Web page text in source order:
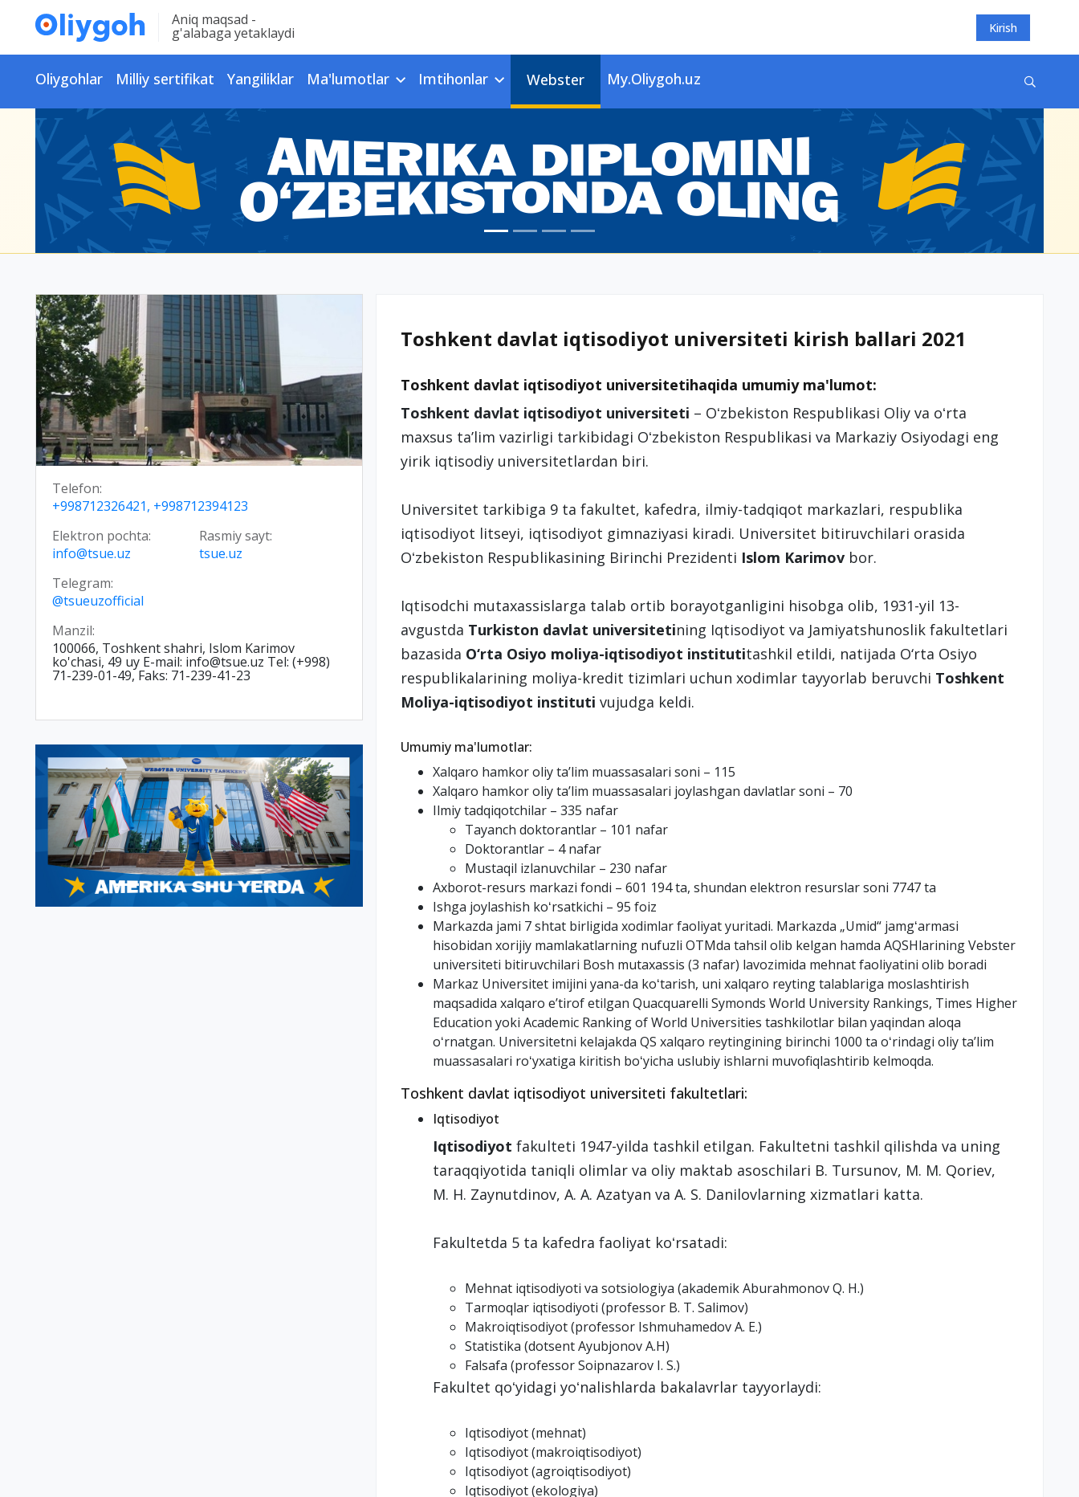
Aniq maqsad -
g'alabaga yetaklaydi Kirish
Oliygohlar Milliy sertifikat Yangiliklar Ma'lumotlar Imtihonlar Webster My.Oliygoh.uz
Telefon:
+998712326421, +998712394123
Elektron pochta:
info@tsue.uz
Rasmiy sayt:
tsue.uz
Telegram:
@tsueuzofficial
Manzil:
100066, Toshkent shahri, Islom Karimov
ko'chasi, 49 uy E-mail: info@tsue.uz Tel: (+998)
71-239-01-49, Faks: 71-239-41-23
Toshkent davlat iqtisodiyot universiteti kirish ballari 2021
Toshkent davlat iqtisodiyot universitetihaqida umumiy ma'lumot:
Toshkent davlat iqtisodiyot universiteti – Oʻzbekiston Respublikasi Oliy va oʻrta
maxsus taʼlim vazirligi tarkibidagi Oʻzbekiston Respublikasi va Markaziy Osiyodagi eng
yirik iqtisodiy universitetlardan biri.
Universitet tarkibiga 9 ta fakultet, kafedra, ilmiy-tadqiqot markazlari, respublika
iqtisodiyot litseyi, iqtisodiyot gimnaziyasi kiradi. Universitet bitiruvchilari orasida
Oʻzbekiston Respublikasining Birinchi Prezidenti Islom Karimovbor.
Iqtisodchi mutaxassislarga talab ortib borayotganligini hisobga olib, 1931-yil 13-
avgustda Turkiston davlat universitetining Iqtisodiyot va Jamiyatshunoslik fakultetlari
bazasida O‘rta Osiyo moliya-iqtisodiyot institutitashkil etildi, natijada O‘rta Osiyo
respublikalarining moliya-kredit tizimlari uchun xodimlar tayyorlab beruvchi Toshkent
Moliya-iqtisodiyot instituti vujudga keldi.
Umumiy ma'lumotlar:
Xalqaro hamkor oliy taʼlim muassasalari soni – 115
Xalqaro hamkor oliy taʼlim muassasalari joylashgan davlatlar soni – 70
Ilmiy tadqiqotchilar – 335 nafar
Tayanch doktorantlar – 101 nafar
Doktorantlar – 4 nafar
Mustaqil izlanuvchilar – 230 nafar
Axborot-resurs markazi fondi – 601 194 ta, shundan elektron resurslar soni 7747 ta
Ishga joylashish koʻrsatkichi – 95 foiz
Markazda jami 7 shtat birligida xodimlar faoliyat yuritadi. Markazda „Umid“ jamgʻarmasi
hisobidan xorijiy mamlakatlarning nufuzli OTMda tahsil olib kelgan hamda AQSHlarining Vebster
universiteti bitiruvchilari Bosh mutaxassis (3 nafar) lavozimida mehnat faoliyatini olib boradi
Markaz Universitet imijini yana-da koʻtarish, uni xalqaro reyting talablariga moslashtirish
maqsadida xalqaro eʼtirof etilgan Quacquarelli Symonds World University Rankings, Times Higher
Education yoki Academic Ranking of World Universities tashkilotlar bilan yaqindan aloqa
oʻrnatgan. Universitetni kelajakda QS xalqaro reytingining birinchi 1000 ta oʻrindagi oliy taʼlim
muassasalari roʻyxatiga kiritish boʻyicha uslubiy ishlarni muvofiqlashtirib kelmoqda.
Toshkent davlat iqtisodiyot universiteti fakultetlari:
Iqtisodiyot
Iqtisodiyot fakulteti 1947-yilda tashkil etilgan. Fakultetni tashkil qilishda va uning
taraqqiyotida taniqli olimlar va oliy maktab asoschilari B. Tursunov, M. M. Qoriev,
M. H. Zaynutdinov, A. A. Azatyan va A. S. Danilovlarning xizmatlari katta.
Fakultetda 5 ta kafedra faoliyat koʻrsatadi:
Mehnat iqtisodiyoti va sotsiologiya (akademik Aburahmonov Q. H.)
Tarmoqlar iqtisodiyoti (professor B. T. Salimov)
Makroiqtisodiyot (professor Ishmuhamedov A. E.)
Statistika (dotsent Ayubjonov A.H)
Falsafa (professor Soipnazarov I. S.)
Fakultet qoʻyidagi yoʻnalishlarda bakalavrlar tayyorlaydi:
Iqtisodiyot (mehnat)
Iqtisodiyot (makroiqtisodiyot)
Iqtisodiyot (agroiqtisodiyot)
Iqtisodiyot (ekologiya)